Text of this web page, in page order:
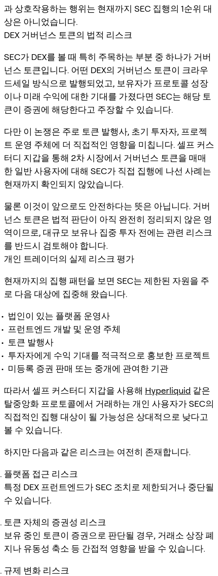
과 상호작용하는 행위는 현재까지 SEC 집행의 1순위 대
상은 아니었습니다.
DEX 거버넌스 토큰의 법적 리스크
SEC가 DEX를 볼 때 특히 주목하는 부분 중 하나가 거버
넌스 토큰입니다. 어떤 DEX의 거버넌스 토큰이 크라우
드세일 방식으로 발행되었고, 보유자가 프로토콜 성장
이나 미래 수익에 대한 기대를 가졌다면 SEC는 해당 토
큰이 증권에 해당한다고 주장할 수 있습니다.
다만 이 논쟁은 주로 토큰 발행사, 초기 투자자, 프로젝
트 운영 주체에 더 직접적인 영향을 미칩니다. 셀프 커스
터디 지갑을 통해 2차 시장에서 거버넌스 토큰을 매매
한 일반 사용자에 대해 SEC가 직접 집행에 나선 사례는
현재까지 확인되지 않았습니다.
물론 이것이 앞으로도 안전하다는 뜻은 아닙니다. 거버
넌스 토큰은 법적 판단이 아직 완전히 정리되지 않은 영
역이므로, 대규모 보유나 집중 투자 전에는 관련 리스크
를 반드시 검토해야 합니다.
개인 트레이더의 실제 리스크 평가
현재까지의 집행 패턴을 보면 SEC는 제한된 자원을 주
로 다음 대상에 집중해 왔습니다.
법인이 있는 플랫폼 운영사
프런트엔드 개발 및 운영 주체
토큰 발행사
투자자에게 수익 기대를 적극적으로 홍보한 프로젝트
미등록 증권 판매 또는 중개에 관여한 기관
따라서 셀프 커스터디 지갑을 사용해 Hyperliquid 같은
탈중앙화 프로토콜에서 거래하는 개인 사용자가 SEC의
직접적인 집행 대상이 될 가능성은 상대적으로 낮다고
볼 수 있습니다.
하지만 다음과 같은 리스크는 여전히 존재합니다.
플랫폼 접근 리스크
특정 DEX 프런트엔드가 SEC 조치로 제한되거나 중단될
수 있습니다.
토큰 자체의 증권성 리스크
보유 중인 토큰이 증권으로 판단될 경우, 거래소 상장 폐
지나 유동성 축소 등 간접적 영향을 받을 수 있습니다.
규제 변화 리스크